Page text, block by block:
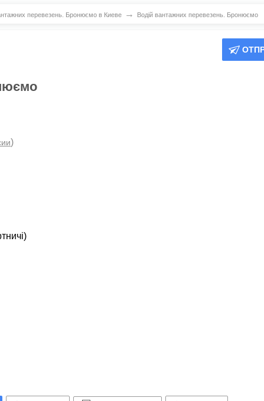
перевезень. Бронюємо в Киеве → Водій вантажних перевезень. Бронюємо
)